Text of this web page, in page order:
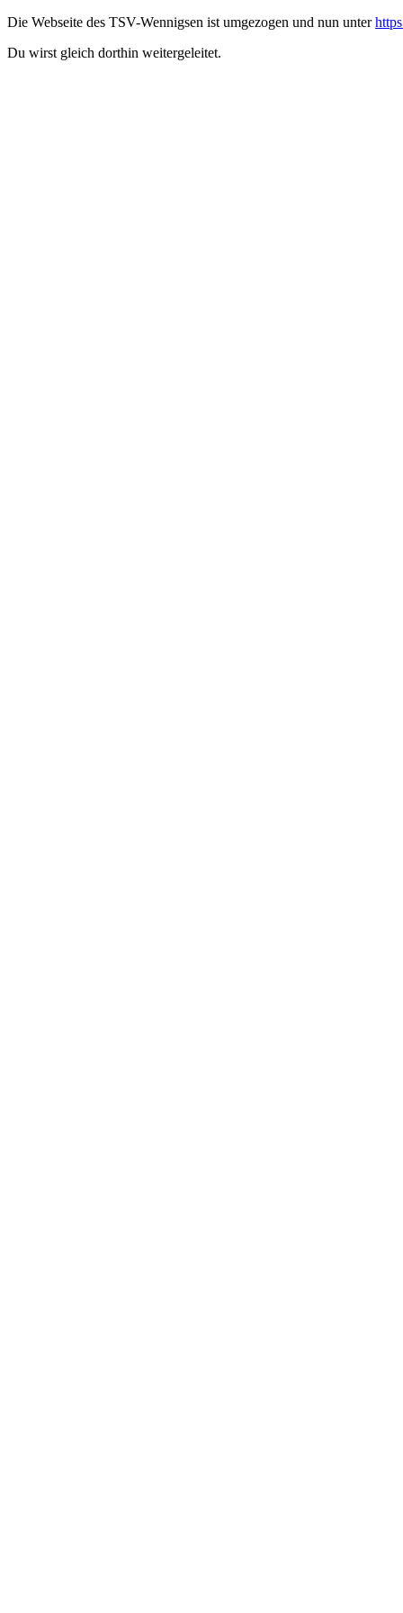
Die Webseite des TSV-Wennigsen ist umgezogen und nun unter
Du wirst gleich dorthin weitergeleitet.